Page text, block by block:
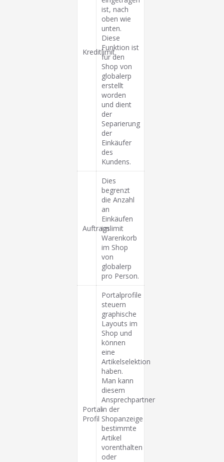
Kreditlimit
ist, nach
oben wie
unten.
Diese
Funktion ist
für den
Shop von
globalerp
erstellt
worden
und dient
der
Separierung
der
Einkäufer
des
Kundens.
Auftragslimit
Dies
begrenzt
die Anzahl
an
Einkäufen
im
Warenkorb
im Shop
von
globalerp
pro Person.
Portal-
Profil
Portalprofile
steuern
graphische
Layouts im
Shop und
können
eine
Artikelselektion
haben.
Man kann
diesem
Ansprechpartner
in der
Shopanzeige
bestimmte
Artikel
vorenthalten
oder